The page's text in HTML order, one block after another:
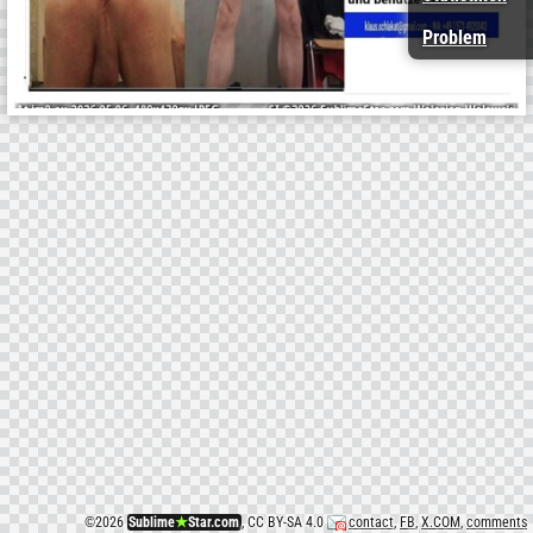
©2026 Sublime★Star.com, CC BY-SA 4.0 contact, FB,X.COM, comments
Problem